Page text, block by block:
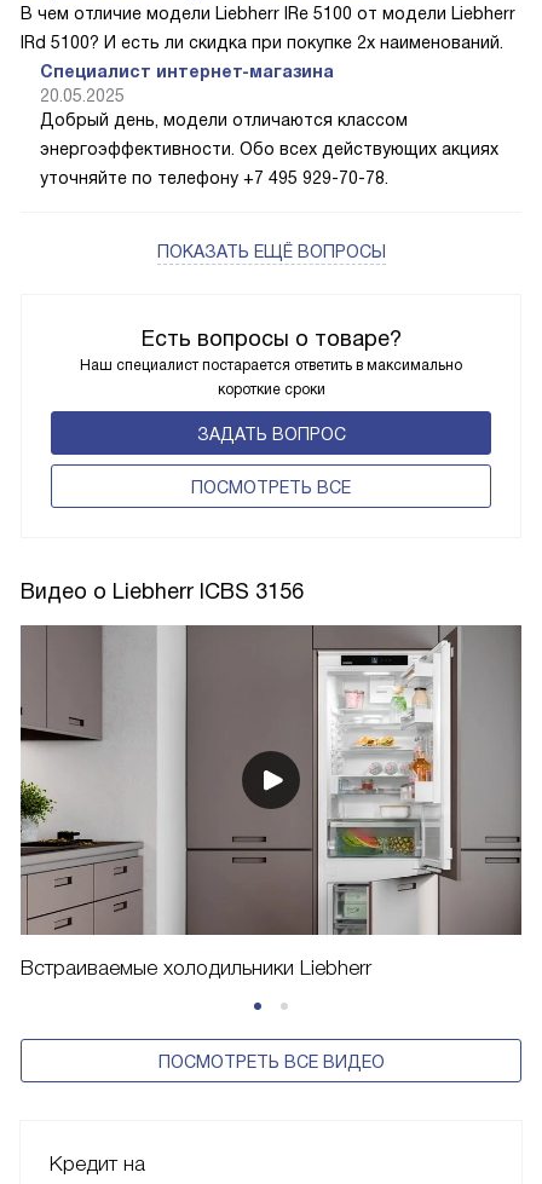
Есть вопросы о товаре?
Наш специалист постарается ответить в максимально
короткие сроки
ЗАДАТЬ ВОПРОС
ПОCМОТРЕТЬ ВСЕ
В чем отличие модели Liebherr IRe 5100 от модели Liebherr
IRd 5100? И есть ли скидка при покупке 2х наименований.
Специалист интернет-магазина
20.05.2025
Добрый день, модели отличаются классом
энергоэффективности. Обо всех действующих акциях
уточняйте по телефону +7 495 929-70-78.
ПОКАЗАТЬ ЕЩЁ ВОПРОСЫ
Видео о Liebherr ICBS 3156
Встраиваемые холодильники Liebherr
ПОСМОТРЕТЬ ВСЕ ВИДЕО
Кредит на